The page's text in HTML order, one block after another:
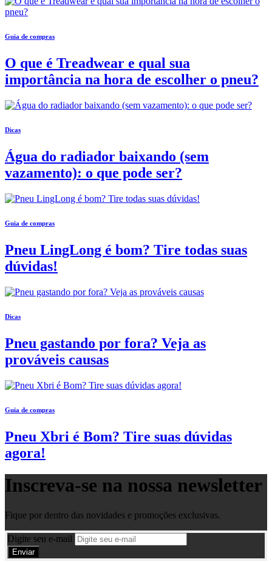
Guia de compras
O que é Treadwear e qual sua
importância na hora de escolher o pneu?
Dicas
Água do radiador baixando (sem
vazamento): o que pode ser?
Guia de compras
Pneu LingLong é bom? Tire todas suas
dúvidas!
Dicas
Pneu gastando por fora? Veja as
prováveis causas
Guia de compras
Pneu Xbri é Bom? Tire suas dúvidas
agora!
Inscreva-se na nossa newsletter
Fique por dentro das novidades e promoções exclusivas.
Digite seu e-mail